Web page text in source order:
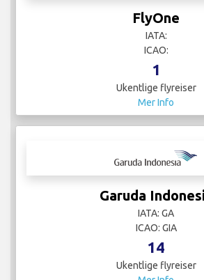
FlyOne
IATA:
ICAO:
1
Ukentlige flyreiser
Mer Info
Garuda
IATA: GA
ICAO: GIA
14
Ukentlige flyreiser